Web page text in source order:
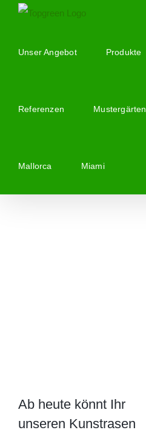
springenUnser Angebot Produkte
Referenzen Mustergärten
Mallorca Miami
Ab heute könnt Ihr
unseren Kunstrasen